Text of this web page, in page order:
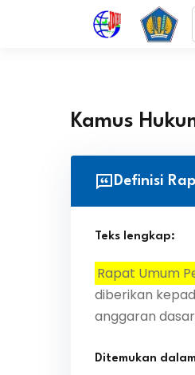
Kamus
Definisi
Teks lengkap:
Rapat Umum
diberikan
anggaran
Ditemukan